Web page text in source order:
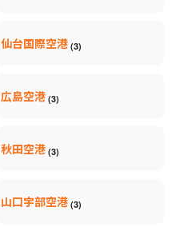
仙台国際空港 (3)
広島空港 (3)
秋田空港 (3)
山口宇部空港 (3)